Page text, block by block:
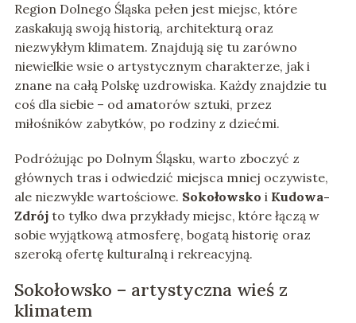
Region Dolnego Śląska pełen jest miejsc, które
zaskakują swoją historią, architekturą oraz
niezwykłym klimatem. Znajdują się tu zarówno
niewielkie wsie o artystycznym charakterze, jak i
znane na całą Polskę uzdrowiska. Każdy znajdzie tu
coś dla siebie – od amatorów sztuki, przez
miłośników zabytków, po rodziny z dziećmi.
Podróżując po Dolnym Śląsku, warto zboczyć z
głównych tras i odwiedzić miejsca mniej oczywiste,
ale niezwykle wartościowe. Sokołowsko i Kudowa-
Zdrójto tylko dwa przykłady miejsc, które łączą w
sobie wyjątkową atmosferę, bogatą historię oraz
szeroką ofertę kulturalną i rekreacyjną.
Sokołowsko – artystyczna wieś z
klimatem